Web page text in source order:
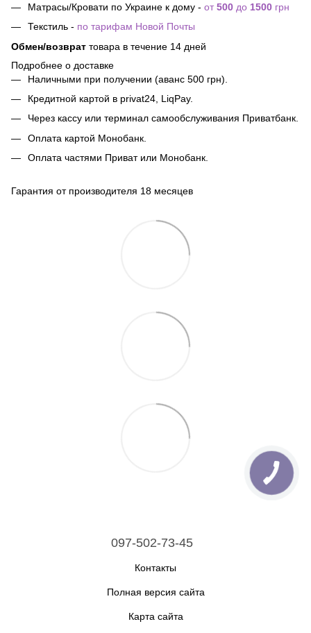
Матрасы/Кровати по Украине к дому - от500 до 1500 грн
Текстиль - по тарифам Новой Почты
Обмен/возврат товара в течение 14 дней
Подробнее о доставке
Наличными при получении (аванс 500 грн).
Кредитной картой в privat24, LiqPay.
Через кассу или терминал самообслуживания Приватбанк.
Оплата картой Монобанк.
Оплата частями Приват или Монобанк.
Гарантия от производителя 18 месяцев
097-502-73-45
Контакты
Полная версия сайта
Карта сайта